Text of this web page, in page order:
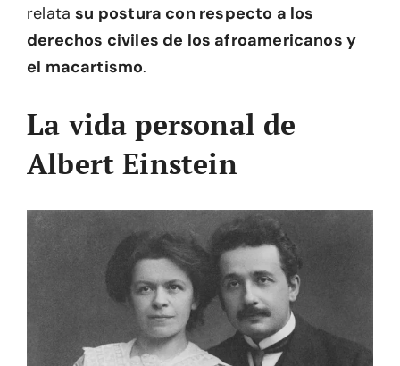
relatasu postura con respecto a los
derechos civiles de los afroamericanos y
el macartismo.
La vida personal de
Albert Einstein